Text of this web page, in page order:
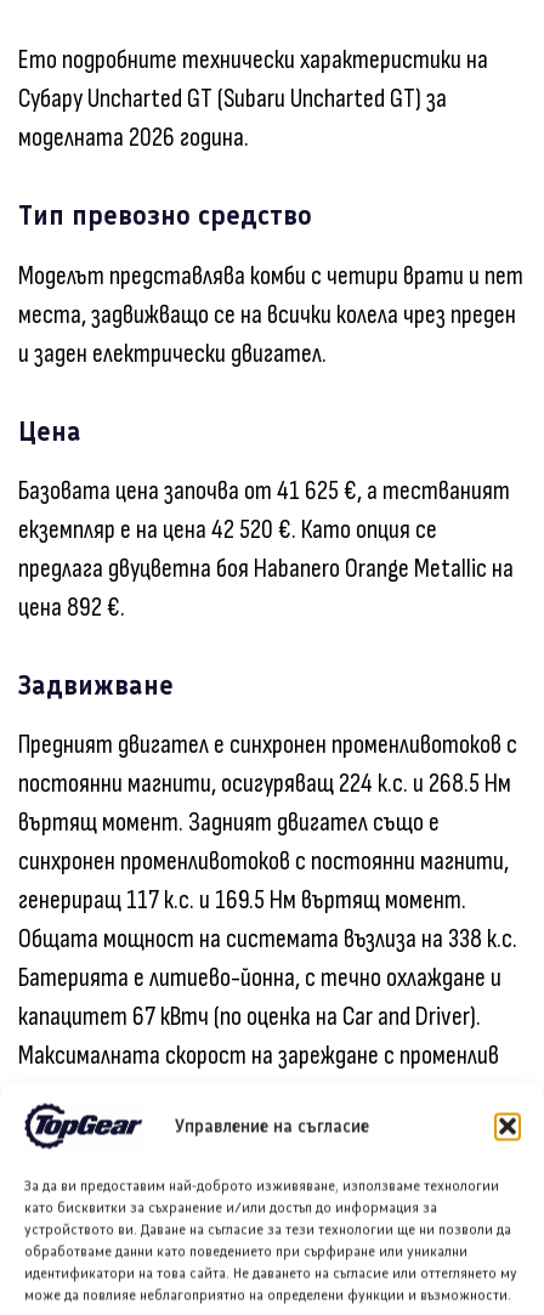
Управление на съгласие
За да ви предоставим най-доброто изживяване, използваме технологии
като бисквитки за съхранение и/или достъп до информация за
устройството ви. Даване на съгласие за тези технологии ще ни позволи да
обработваме данни като поведението при сърфиране или уникални
идентификатори на това сайта. Не даването на съгласие или оттеглянето му
може да повлияе неблагоприятно на определени функции и възможности.
Ето подробните технически характеристики на
Субару Uncharted GT (Subaru Uncharted GT) за
моделната 2026 година.
Тип превозно средство
Моделът представлява комби с четири врати и пет
места, задвижващо се на всички колела чрез преден
и заден електрически двигател.
Цена
Базовата цена започва от 41 625 €, а тестваният
екземпляр е на цена 42 520 €. Като опция се
предлага двуцветна боя Habanero Orange Metallic на
цена 892 €.
Задвижване
Предният двигател е синхронен променливотоков с
постоянни магнити, осигуряващ 224 к.с. и 268.5 Нм
въртящ момент. Задният двигател също е
синхронен променливотоков с постоянни магнити,
генериращ 117 к.с. и 169.5 Нм въртящ момент.
Общата мощност на системата възлиза на 338 к.с.
Батерията е литиево-йонна, с течно охлаждане и
капацитет 67 кВтч (по оценка на Car and Driver).
Максималната скорост на зареждане с променлив
ток е 11.0 кВт, а с постоянен ток – 150 кВт. И
двата двигателя работят с директна предавка.
Шаси
Окачването отпред е тип макферсън, а отзад е